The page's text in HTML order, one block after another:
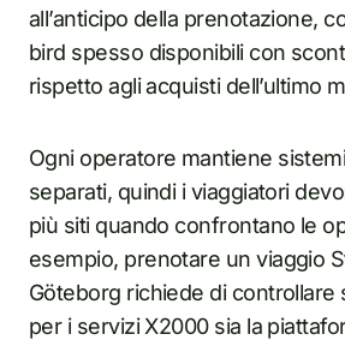
all’anticipo della prenotazione,
bird spesso disponibili con
rispetto agli acquisti dell’ultimo
Ogni operatore mantiene
separati, quindi i viaggiatori
più siti quando confrontano le
esempio, prenotare un viaggio
Göteborg richiede di controllare
per i servizi X2000 sia la